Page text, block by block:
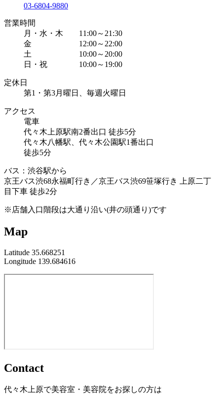
03-6804-9880
営業時間
月・水・木 11:00～21:30
金 12:00～22:00
土 10:00～20:00
日・祝 10:00～19:00
定休日
第1・第3月曜日、毎週火曜日
アクセス
電車
代々木上原駅南2番出口 徒歩5分
代々木八幡駅、代々木公園駅1番出口
徒歩5分
バス：渋谷駅から
京王バス渋68永福町行き／京王バス渋69笹塚行き 上原二丁
目下車 徒歩2分
※店舗入口階段は大通り沿い(井の頭通り)です
Map
Latitude 35.668251
Longitude 139.684616
Contact
代々木上原で美容室・美容院をお探しの方は